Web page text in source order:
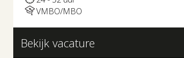
VMBO/MBO
Bekijk vacature